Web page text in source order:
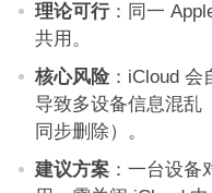
理论可行：同一
共用。
核心风险：iCloud 会
导致多设备信息混乱
同步删除）。
建议方案：一台设备